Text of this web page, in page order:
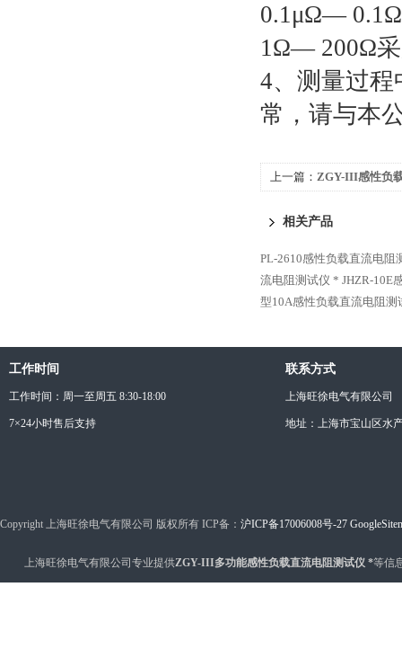
0.1μΩ—
1Ω— 200Ω采
4、测量过
常，请与本
上一篇： ZGY-III感性负
相关产品
PL-2610感性负载直流电阻
流电阻测试仪 * JHZR-10E
型10A感性负载直流电阻测
工作时间
工作时间：周一至周五 8:30-18:00
7×24小时售后支持
联系方式
上海旺徐电气有限公司
地址：上海市宝山区水
Copyright 上海旺徐电气有限公司 版权所有 ICP备： 沪ICP备17006008号-27
上海旺徐电气有限公司专业提供ZGY-III多功能感性负载直流电阻测试仪 *等信